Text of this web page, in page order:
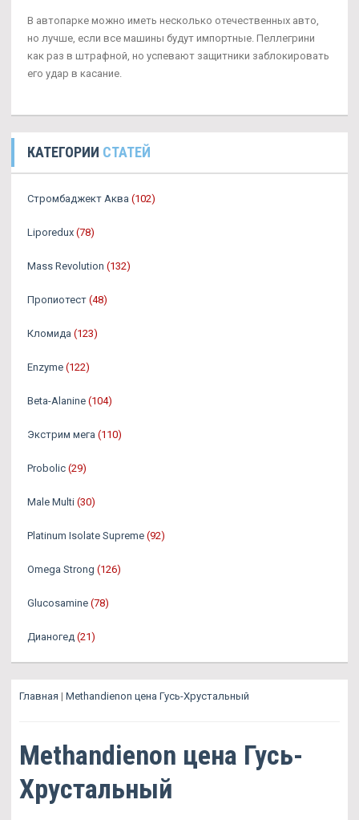
В автопарке можно иметь несколько отечественных авто,
но лучше, если все машины будут импортные. Пеллегрини
как раз в штрафной, но успевают защитники заблокировать
его удар в касание.
КАТЕГОРИИ СТАТЕЙ
Стромбаджект Аква (102)
Liporedux (78)
Mass Revolution (132)
Пропиотест (48)
Кломида (123)
Enzyme (122)
Beta-Alanine (104)
Экстрим мега (110)
Probolic (29)
Male Multi (30)
Platinum Isolate Supreme (92)
Omega Strong (126)
Glucosamine (78)
Дианогед (21)
Главная | Methandienon цена Гусь-Хрустальный
Methandienon цена Гусь-
Хрустальный